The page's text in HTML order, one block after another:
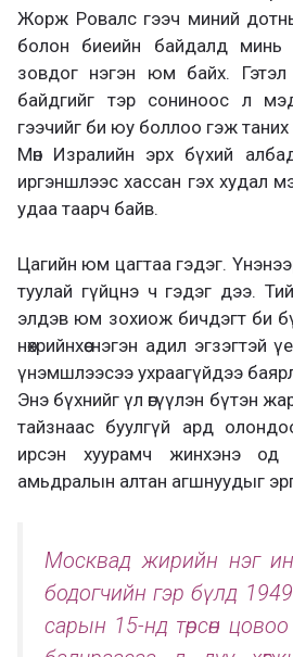
Жорж Ровалс гээч миний
болон биеийн байдалд минь
зовдог нэгэн юм байх.
байдгийг тэр сониноос л
гээчийг би юу боллоо гэж таних
Мөн Изралийн эрх бүхий
иргэншлээс хассан гэх худал
удаа таарч байв.
Цагийн юм цагтаа гэдэг.
туулай гүйцнэ ч гэдэг дээ.
элдэв юм зохиож бичдэгт би
нөхрийнхөө нэгэн адил
үнэмшлээсээ ухраагүйдээ
Энэ бүхнийг үл өгүүлэн бүтэн
тайзнаас буулгүй ард
ирсэн хуурамч жинхэнэ од
амьдралын алтан агшнуудыг
Москвад жирийн нэг
бодогчийн гэр бүлд 1949
сарын 15-нд төрсөн